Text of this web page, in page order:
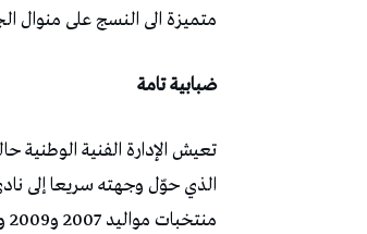
متميزة الى النسج على منوال
ضبابية تامة
تعيش الإدارة الفنية
الذي حوّل وجهته سريعا إلى